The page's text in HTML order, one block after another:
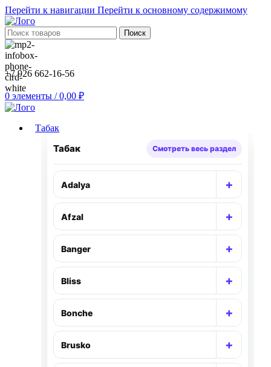
Перейти к навигации Перейти к основному содержимому
Поиск
+7 926 662-16-56
0 элементы / 0,00 ₽
Табак
Табак Смотреть весь раздел
Adalya +
Afzal +
Banger +
Bliss +
Bonche +
Brusko +